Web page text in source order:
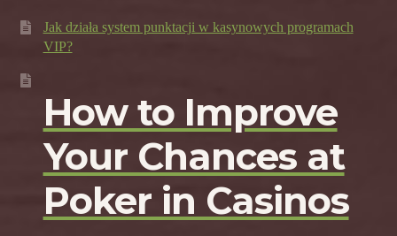
Jak działa system punktacji w kasynowych programach
VIP?
How to Improve
Your Chances at
Poker in Casinos